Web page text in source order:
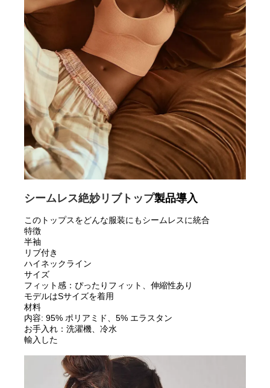
シームレス絶妙リブトップ製品導入
このトップスをどんな服装にもシームレスに統合
特徴
半袖
リブ付き
ハイネックライン
サイズ
フィット感：ぴったりフィット、伸縮性あり
モデルはSサイズを着用
材料
内容: 95% ポリアミド、5% エラスタン
お手入れ：洗濯機、冷水
輸入した